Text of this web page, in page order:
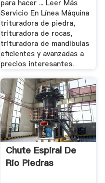
para hacer ... Leer Más
Servicio En Línea Máquina
trituradora de piedra,
trituradora de rocas,
trituradora de mandíbulas
eficientes y avanzadas a
precios interesantes.
Chute Espiral De
Rio Piedras